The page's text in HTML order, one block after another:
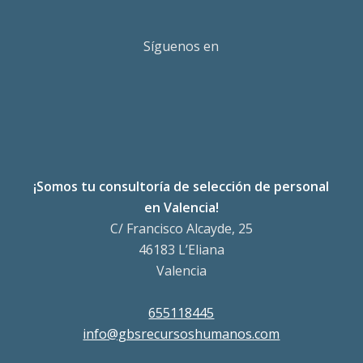
Síguenos en
¡Somos tu consultoría de selección de personal
en Valencia!
C/ Francisco Alcayde, 25
46183 L’Eliana
Valencia
655118445
info@gbsrecursoshumanos.com